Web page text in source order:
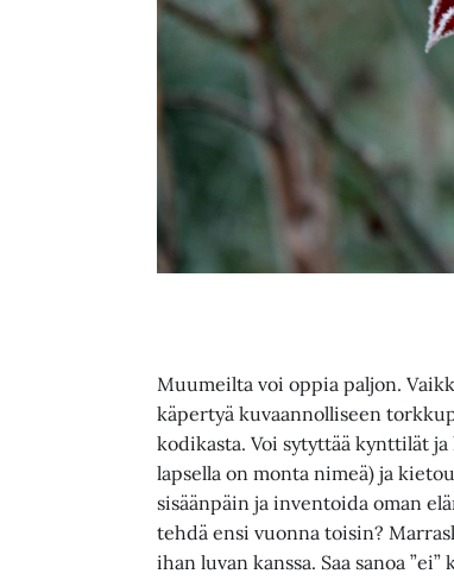
Muumeilta voi oppia paljon.
käpertyä kuvaannolliseen
kodikasta. Voi sytyttää kynttilät
lapsella on monta nimeä) ja
sisäänpäin ja inventoida oman
tehdä ensi vuonna toisin?
ihan luvan kanssa. Saa sanoa